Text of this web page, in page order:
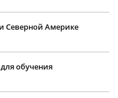
Северной Америке
обучения